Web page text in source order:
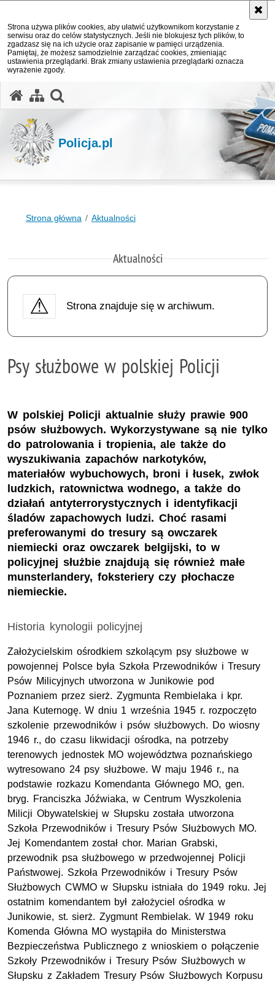
Strona używa plików cookies, aby ułatwić użytkownikom korzystanie z
serwisu oraz do celów statystycznych. Jeśli nie blokujesz tych plików, to
zgadzasz się na ich użycie oraz zapisanie w pamięci urządzenia.
Pamiętaj, że możesz samodzielnie zarządzać cookies, zmieniając
ustawienia przeglądarki. Brak zmiany ustawienia przeglądarki oznacza
wyrażenie zgody.
Policja.pl
Strona główna Aktualności
Aktualności
Strona znajduje się w archiwum.
Psy służbowe w polskiej Policji
W polskiej Policji aktualnie służy prawie 900
psów służbowych. Wykorzystywane są nie tylko
do patrolowania i tropienia, ale także do
wyszukiwania zapachów narkotyków,
materiałów wybuchowych, broni i łusek, zwłok
ludzkich, ratownictwa wodnego, a także do
działań antyterrorystycznych i identyfikacji
śladów zapachowych ludzi. Choć rasami
preferowanymi do tresury są owczarek
niemiecki oraz owczarek belgijski, to w
policyjnej służbie znajdują się również małe
munsterlandery, foksteriery czy płochacze
niemieckie.
Historia kynologii policyjnej
Założycielskim ośrodkiem szkolącym psy służbowe w
powojennej Polsce była Szkoła Przewodników i Tresury
Psów Milicyjnych utworzona w Junikowie pod
Poznaniem przez sierż. Zygmunta Rembielaka i kpr.
Jana Kuternogę. W dniu 1 września 1945 r. rozpoczęto
szkolenie przewodników i psów służbowych. Do wiosny
1946 r., do czasu likwidacji ośrodka, na potrzeby
terenowych jednostek MO województwa poznańskiego
wytresowano 24 psy służbowe. W maju 1946 r., na
podstawie rozkazu Komendanta Głównego MO, gen.
bryg. Franciszka Jóźwiaka, w Centrum Wyszkolenia
Milicji Obywatelskiej w Słupsku została utworzona
Szkoła Przewodników i Tresury Psów Służbowych MO.
Jej Komendantem został chor. Marian Grabski,
przewodnik psa służbowego w przedwojennej Policji
Państwowej. Szkoła Przewodników i Tresury Psów
Służbowych CWMO w Słupsku istniała do 1949 roku. Jej
ostatnim komendantem był założyciel ośrodka w
Junikowie, st. sierż. Zygmunt Rembielak. W 1949 roku
Komenda Główna MO wystąpiła do Ministerstwa
Bezpieczeństwa Publicznego z wnioskiem o połączenie
Szkoły Przewodników i Tresury Psów Służbowych w
Słupsku z Zakładem Tresury Psów Służbowych Korpusu